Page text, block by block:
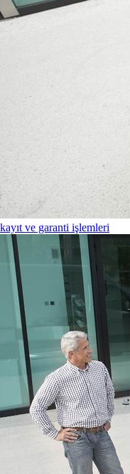
ve garanti işlemleri